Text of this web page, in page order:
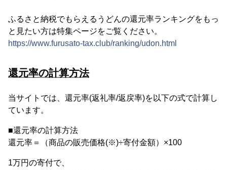
ふるさと納税でもらえるうどんの還元率ランキングをもっ
と見たい方は特集ページをご覧ください。
https://www.furusato-tax.club/ranking/udon.html
還元率の計算方法
当サイトでは、還元率(返礼率/返戻率)を以下の式で計算し
ています。
■還元率の計算方法
還元率＝（商品の販売価格(※)÷寄付金額）×100
1万円の寄付で、